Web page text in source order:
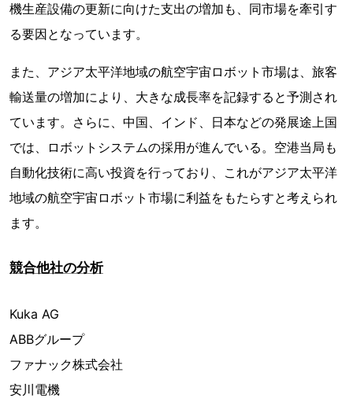
機生産設備の更新に向けた支出の増加も、同市場を牽引す
る要因となっています。
また、アジア太平洋地域の航空宇宙ロボット市場は、旅客
輸送量の増加により、大きな成長率を記録すると予測され
ています。さらに、中国、インド、日本などの発展途上国
では、ロボットシステムの採用が進んでいる。空港当局も
自動化技術に高い投資を行っており、これがアジア太平洋
地域の航空宇宙ロボット市場に利益をもたらすと考えられ
ます。
競合他社の分析
Kuka AG
ABBグループ
ファナック株式会社
安川電機